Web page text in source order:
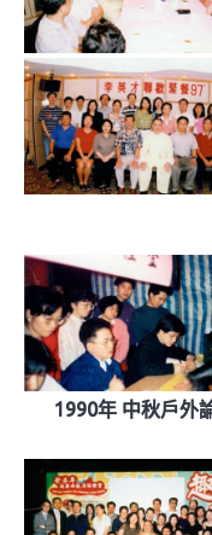
1990年 中秋戶外